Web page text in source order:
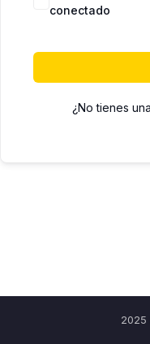
conectado
¿No tienes
2025